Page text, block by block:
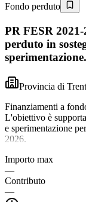
Fondo perduto
PR FESR
perduto in
Provincia di
Finanziamenti a
L'obiettivo è
e sperimentazione
2026.
Importo max
—
Contributo
—